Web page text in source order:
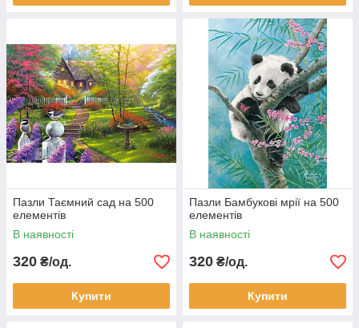
Пазли Таємний сад на 500
елементів
В наявності
320 ₴/од.
Купити
Пазли Бамбукові мрії на 500
елементів
В наявності
320 ₴/од.
Купити